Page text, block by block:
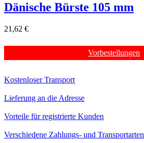
Dänische Bürste 105 mm
21,62 €
Vorbestellungen
Kostenloser Transport
Lieferung an die Adresse
Vorteile für registrierte Kunden
Verschiedene Zahlungs- und Transportarten